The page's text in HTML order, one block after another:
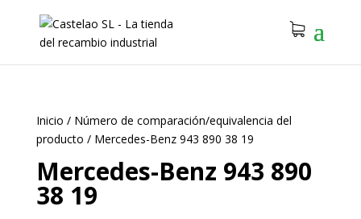
Inicio / Número de comparación/equivalencia del
producto / Mercedes-Benz 943 890 38 19
Mercedes-Benz 943 890
38 19